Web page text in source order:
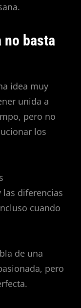
no basta
idea muy
unida a
pero no
los
las diferencias
cuando
de una
pero